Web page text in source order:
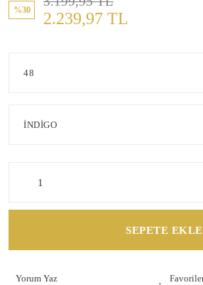
%30 2.239,97 TL
SEPETE EKLE
Yorum Yaz